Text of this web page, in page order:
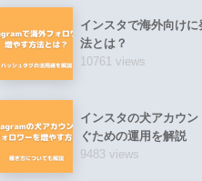
インスタで海外向け
法とは？
10761 views
インスタの犬アカウ
ぐための運用を解説
9483 views